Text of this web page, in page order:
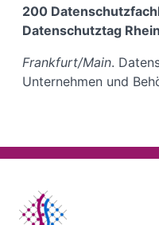
200
Datenschutztag
Frankfurt/Main.
Unternehmen und